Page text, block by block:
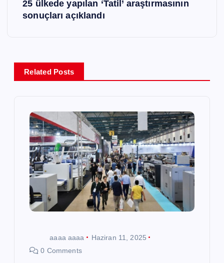
e
z
25 ülkede yapılan ‘Tatil’ araştırmasının
sonuçları açıklandı
Related Posts
aaaa aaaa
Haziran 11, 2025
0 Comments